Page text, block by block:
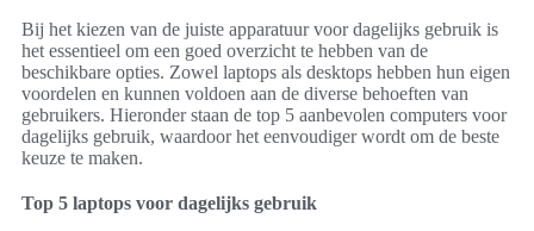
Bij het kiezen van de juiste apparatuur voor dagelijks gebruik is
het essentieel om een goed overzicht te hebben van de
beschikbare opties. Zowel laptops als desktops hebben hun eigen
voordelen en kunnen voldoen aan de diverse behoeften van
gebruikers. Hieronder staan de top 5 aanbevolen computers voor
dagelijks gebruik, waardoor het eenvoudiger wordt om de beste
keuze te maken.
Top 5 laptops voor dagelijks gebruik